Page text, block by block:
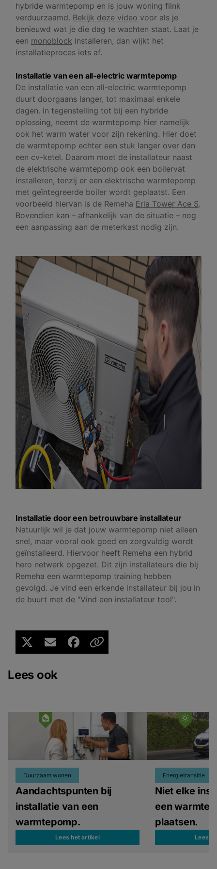
hybride warmtepomp en is jouw woning flink
verduurzaamd. Bekijk deze video voor als je
benieuwd wat je die dag te wachten staat. Laat je
een monoblock installeren, dan wijkt het
installatieproces iets af.
Installatie van een all-electric warmtepomp
De installatie van een all-electric warmtepomp
duurt doorgaans langer, tot maximaal enkele
dagen. In tegenstelling tot bij een hybride
oplossing, neemt de warmtepomp hier namelijk
ook het warm water voor zijn rekening. Hier doet
de warmtepomp echter een stuk langer over dan
een cv-ketel. Daarom moet de installateur naast
de elektrische warmtepomp ook een boilervat
installeren, tenzij er een elektrische warmtepomp
met geïntegreerde boiler wordt geplaatst. Een
voorbeeld hiervan is de Remeha Eria Tower Ace S.
Bovendien kan – afhankelijk van de situatie – nog
een aanpassing aan de meterkast nodig zijn.
Installatie door een betrouwbare installateur
Natuurlijk wil je dat jouw warmtepomp niet alleen
snel, maar vooral ook goed en zorgvuldig wordt
geïnstalleerd. Hiervoor heeft Remeha een hybrid
hero netwerk opgezet. Dit zijn installateurs die bij
Remeha een warmtepomp training hebben
gevolgd. Je vind een erkende installateur bij jou in
de buurt met de "Vind een installateur tool".
Lees ook
Duurzaam wonen
Aandachtspunten bij
installatie van een
warmtepomp.
Lees het artikel
Energietransitie
Niet elke
een
plaatsen.
Lees